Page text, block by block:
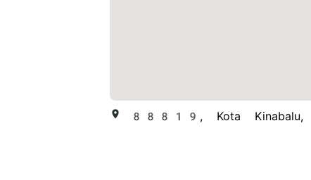
88819, Kota Kinabalu,